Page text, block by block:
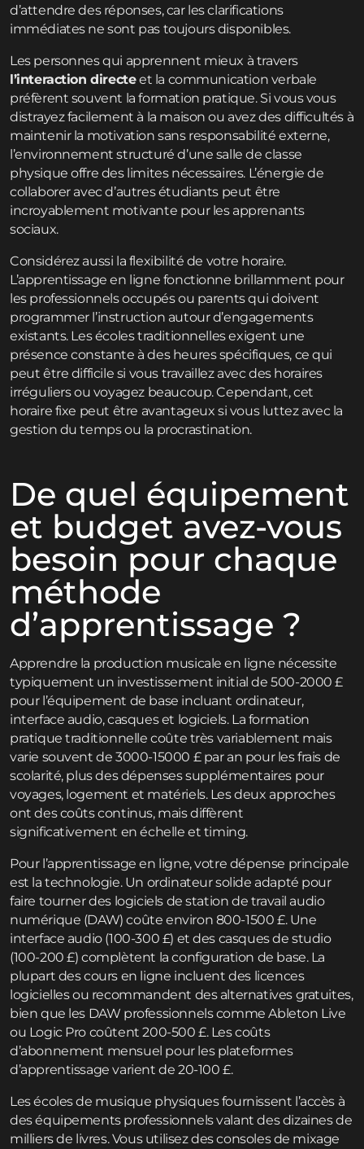
d’attendre des réponses, car les clarifications
immédiates ne sont pas toujours disponibles.
Les personnes qui apprennent mieux à travers
l’interaction directeet la communication verbale
préfèrent souvent la formation pratique. Si vous vous
distrayez facilement à la maison ou avez des difficultés à
maintenir la motivation sans responsabilité externe,
l’environnement structuré d’une salle de classe
physique offre des limites nécessaires. L’énergie de
collaborer avec d’autres étudiants peut être
incroyablement motivante pour les apprenants
sociaux.
Considérez aussi la flexibilité de votre horaire.
L’apprentissage en ligne fonctionne brillamment pour
les professionnels occupés ou parents qui doivent
programmer l’instruction autour d’engagements
existants. Les écoles traditionnelles exigent une
présence constante à des heures spécifiques, ce qui
peut être difficile si vous travaillez avec des horaires
irréguliers ou voyagez beaucoup. Cependant, cet
horaire fixe peut être avantageux si vous luttez avec la
gestion du temps ou la procrastination.
De quel équipement
et budget avez-vous
besoin pour chaque
méthode
d’apprentissage ?
Apprendre la production musicale en ligne nécessite
typiquement un investissement initial de 500-2000 £
pour l’équipement de base incluant ordinateur,
interface audio, casques et logiciels. La formation
pratique traditionnelle coûte très variablement mais
varie souvent de 3000-15000 £ par an pour les frais de
scolarité, plus des dépenses supplémentaires pour
voyages, logement et matériels. Les deux approches
ont des coûts continus, mais diffèrent
significativement en échelle et timing.
Pour l’apprentissage en ligne, votre dépense principale
est la technologie. Un ordinateur solide adapté pour
faire tourner des logiciels de station de travail audio
numérique (DAW) coûte environ 800-1500 £. Une
interface audio (100-300 £) et des casques de studio
(100-200 £) complètent la configuration de base. La
plupart des cours en ligne incluent des licences
logicielles ou recommandent des alternatives gratuites,
bien que les DAW professionnels comme Ableton Live
ou Logic Pro coûtent 200-500 £. Les coûts
d’abonnement mensuel pour les plateformes
d’apprentissage varient de 20-100 £.
Les écoles de musique physiques fournissent l’accès à
des équipements professionnels valant des dizaines de
milliers de livres. Vous utilisez des consoles de mixage